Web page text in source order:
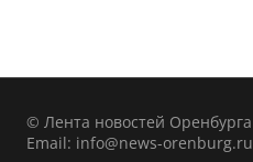
© Лента новостей Оренбурга
Email: info@news-orenburg.ru